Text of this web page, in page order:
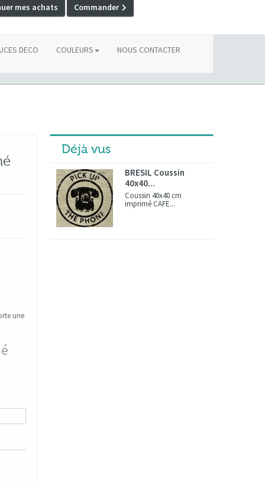
mes achats Commander
DECO COULEURS NOUS CONTACTER
une
Déjà vus
BRESIL Coussin
40x40...
Coussin 40x40 cm
imprimé CAFE...